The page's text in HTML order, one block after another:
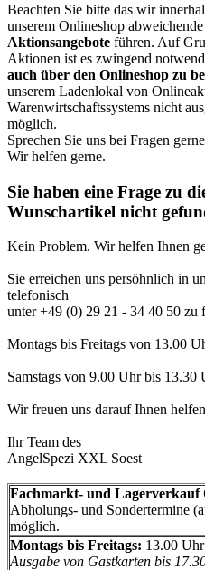
Beachten Sie bitte das wir
unserem Onlineshop abweichende
Aktionsangebote führen. Auf
Aktionen ist es zwingend
auch über den Onlineshop zu
unserem Ladenlokal von
Warenwirtschaftssystems nicht
möglich.
Sprechen Sie uns bei Fragen
Wir helfen gerne.
Sie haben eine Frage zu
Wunschartikel nicht
Kein Problem. Wir helfen Ihnen
Sie erreichen uns persöhnlich in
telefonisch
unter +49 (0) 29 21 - 34 40 50 zu
Montags bis Freitags von 13.00
Samstags von 9.00 Uhr bis 13.30
Wir freuen uns darauf Ihnen
Ihr Team des
AngelSpezi XXL Soest
Fachmarkt- und Lagerverkauf
Abholungs- und Sondertermine
möglich.
Montags bis Freitags: 13.00
Ausgabe von Gastkarten bis